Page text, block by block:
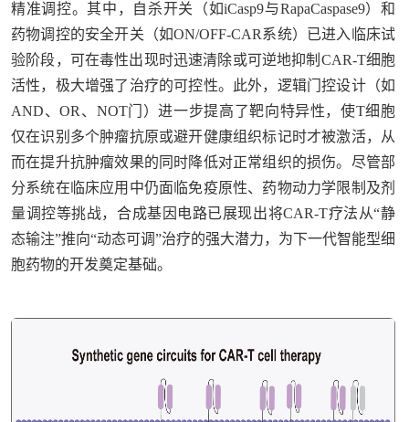
精准调控。其中，自杀开关（如iCasp9与RapaCaspase9）和
药物调控的安全开关（如ON/OFF-CAR系统）已进入临床试
验阶段，可在毒性出现时迅速清除或可逆地抑制CAR-T细胞
活性，极大增强了治疗的可控性。此外，逻辑门控设计（如
AND、OR、NOT门）进一步提高了靶向特异性，使T细胞
仅在识别多个肿瘤抗原或避开健康组织标记时才被激活，从
而在提升抗肿瘤效果的同时降低对正常组织的损伤。尽管部
分系统在临床应用中仍面临免疫原性、药物动力学限制及剂
量调控等挑战，合成基因电路已展现出将CAR-T疗法从“静
态输注”推向“动态可调”治疗的强大潜力，为下一代智能型细
胞药物的开发奠定基础。